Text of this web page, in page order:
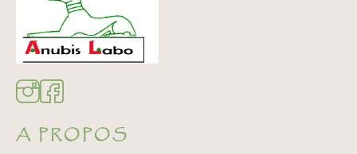
A PROPOS